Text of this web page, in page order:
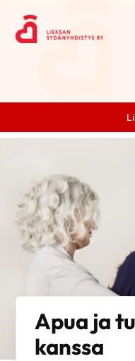
Apua ja
kanssa